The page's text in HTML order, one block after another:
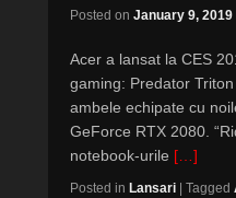
Posted on January 9, 2019
Acer a lansat la CES
gaming: Predator
ambele echipate cu
GeForce RTX 2080.
notebook-urile […]
Posted in Lansari Tagged